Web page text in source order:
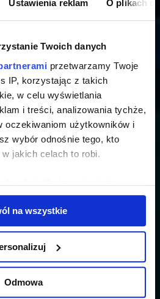
Ustawienia reklam O plikach
Twoich danych
przetwarzamy Twoje
IP, korzystając z takich
w celu wyświetlania
i treści, analizowania tychże,
oczekiwaniom użytkowników i
wybór odnośnie tego, kto
jakich celach to robi.
chcielibyśmy również:
nawet do kilku metrów
urządzenie, aktywnie
je zbiory danych
wirtualny odcisk palca)
na wszystkie
Odmowa